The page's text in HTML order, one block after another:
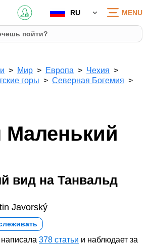
RU MENU
Мир Европа
Чехия
горы Северная Богемия
Маленький
вид на Танвальд
Javorský
378 статьи и наблюдает за